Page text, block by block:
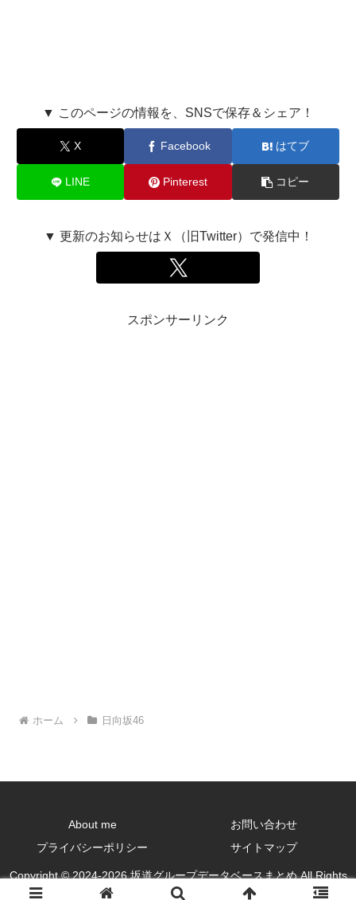
▼ このページの情報を、SNSで保存＆シェア！
X Facebook はてブ
LINE Pinterest コピー
▼ 更新のお知らせはＸ（旧Twitter）で発信中！
スポンサーリンク
ホーム 日向坂46
About me
お問い合わせ
プライバシーポリシー
サイトマップ
Copyright © 2024-2026 坂道グループデータベースまとめ All Rights
Reserved.